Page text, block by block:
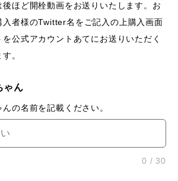
後ほど開栓動画をお送りいたします。お
入者様のTwitter名をご記入の上購入画面
公式アカウントあてにお送りいただく
。
ゃん
の名前を記載ください。
0 / 30